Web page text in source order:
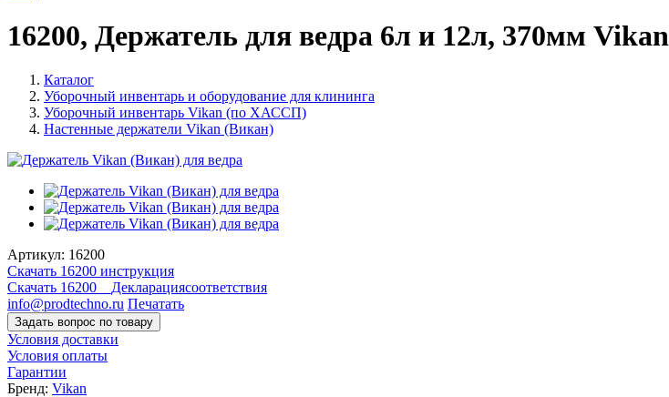
16200, Держатель для ведра 6л и 12л, 370мм Vikan
Каталог
Уборочный инвентарь и оборудование для клининга
Уборочный инвентарь Vikan (по ХАССП)
Настенные держатели Vikan (Викан)
Артикул: 16200
Скачать 16200 инструкция
Скачать 16200__Декларациясоответствия
info@prodtechno.ru Печатать
Задать вопрос по товару
Условия доставки
Условия оплаты
Гарантии
Бренд: Vikan